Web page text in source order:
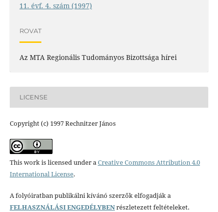
11. évf. 4. szám (1997)
ROVAT
Az MTA Regionális Tudományos Bizottsága hírei
LICENSE
Copyright (c) 1997 Rechnitzer János
This work is licensed under aCreative Commons Attribution 4.0
International License.
A folyóiratban publikálni kívánó szerzők elfogadják a
FELHASZNÁLÁSI ENGEDÉLYBENrészletezett feltételeket.